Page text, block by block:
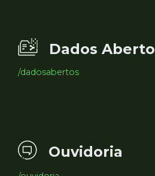
Dados
/dadosabertos
Ouvidoria